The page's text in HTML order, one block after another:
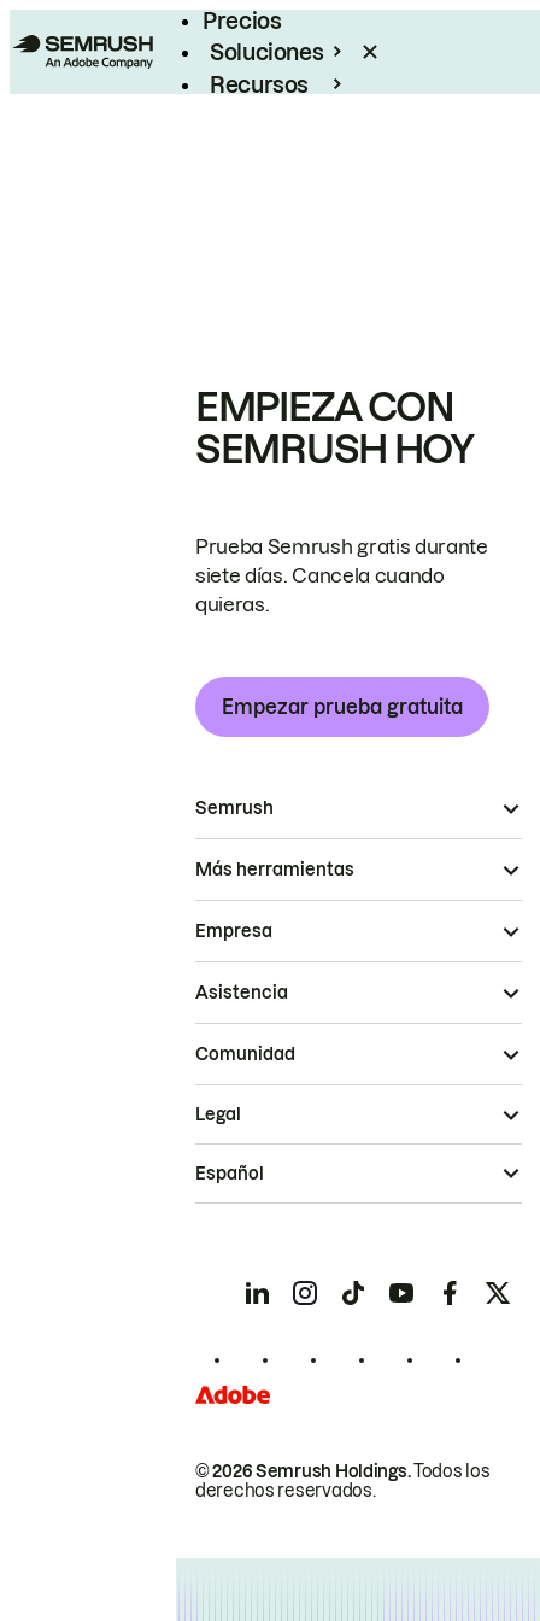
Precios
Soluciones
Recursos
EMPIEZA CON
SEMRUSH HOY
Prueba Semrush gratis durante
siete días. Cancela cuando
quieras.
Empezar prueba gratuita
Semrush
Más herramientas
Empresa
Asistencia
Comunidad
© 2026 Semrush Holdings.Todos los
derechos reservados.
Legal
Español